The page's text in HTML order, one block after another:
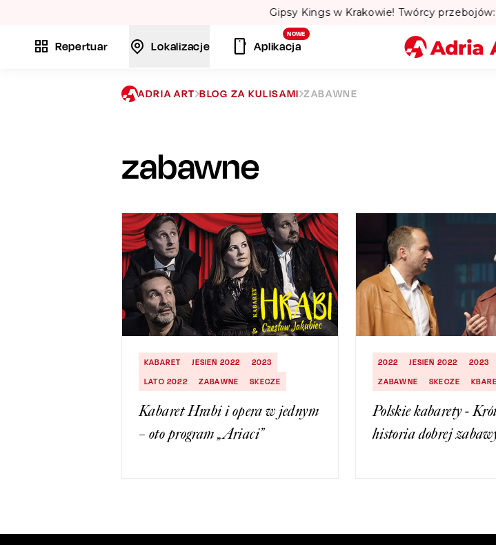
Lato w Warszawie? Sprawdź
Repertuar Lokalizacje
NOWE
Aplikacja
ADRIA ART BLOG ZA KULISAMI ZABAWNE
zabawne
KABARET JESIEŃ 2022
2023
LATO 2022
ZABAWNE SKECZE
Kabaret Hrabi i opera w jednym
– oto program „Ariaci”
2022 JESIEŃ 2022 2023
ZABAWNE
SKECZE
Polskie kabarety -
historia dobrej